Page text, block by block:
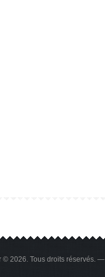
© 2026. Tous droits réservés. —